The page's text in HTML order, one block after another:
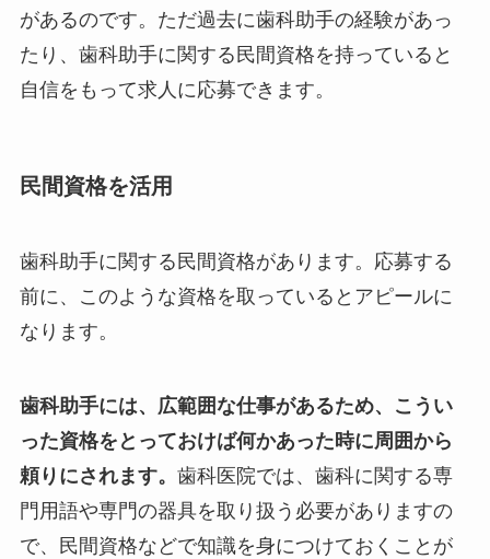
があるのです。ただ過去に歯科助手の経験があっ
たり、歯科助手に関する民間資格を持っていると
自信をもって求人に応募できます。
民間資格を活用
歯科助手に関する民間資格があります。応募する
前に、このような資格を取っているとアピールに
なります。
歯科助手には、広範囲な仕事があるため、こうい
った資格をとっておけば何かあった時に周囲から
頼りにされます。 歯科医院では、歯科に関する専
門用語や専門の器具を取り扱う必要がありますの
で、民間資格などで知識を身につけておくことが